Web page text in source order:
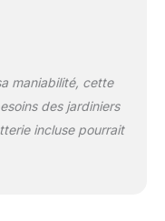
sans fil
Cet outil
4 en 1 est
maniabilité, cette
des jardiniers
incluse pourrait